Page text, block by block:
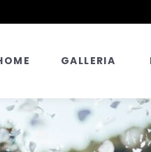
GALLERIA